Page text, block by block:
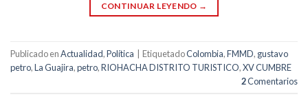
CONTINUAR LEYENDO →
Publicado enActualidad,Política EtiquetadoColombia,FMMD, gustavo
petro,La Guajira,petro,RIOHACHA DISTRITO TURISTICO,XV CUMBRE
2Comentarios